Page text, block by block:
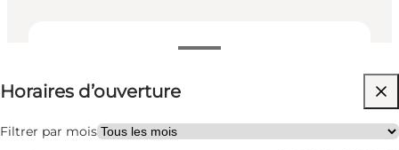
Voir les horaires d’ouverture
Horaires d’ouverture
Filtrer par mois
Visiter le site web
Friends, My partner, Myself